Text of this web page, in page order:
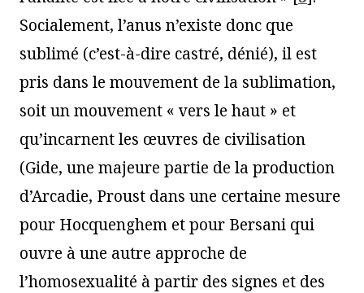
Socialement, l’anus n’existe donc que
sublimé (c’est-à-dire castré, dénié), il est
pris dans le mouvement de la sublimation,
soit un mouvement « vers le haut » et
qu’incarnent les œuvres de civilisation
(Gide, une majeure partie de la production
d’Arcadie, Proust dans une certaine mesure
pour Hocquenghem et pour Bersani qui
ouvre à une autre approche de
l’homosexualité à partir des signes et des